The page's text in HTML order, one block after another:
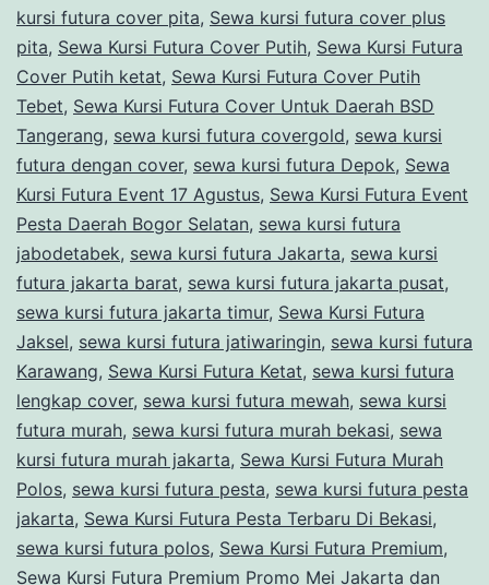
kursi futura cover pita, Sewa kursi futura cover plus
pita, Sewa Kursi Futura Cover Putih, Sewa Kursi Futura
Cover Putih ketat, Sewa Kursi Futura Cover Putih
Tebet, Sewa Kursi Futura Cover Untuk Daerah BSD
Tangerang, sewa kursi futura covergold, sewa kursi
futura dengan cover, sewa kursi futura Depok, Sewa
Kursi Futura Event 17 Agustus, Sewa Kursi Futura Event
Pesta Daerah Bogor Selatan, sewa kursi futura
jabodetabek, sewa kursi futura Jakarta, sewa kursi
futura jakarta barat, sewa kursi futura jakarta pusat,
sewa kursi futura jakarta timur, Sewa Kursi Futura
Jaksel, sewa kursi futura jatiwaringin, sewa kursi futura
Karawang, Sewa Kursi Futura Ketat, sewa kursi futura
lengkap cover, sewa kursi futura mewah, sewa kursi
futura murah, sewa kursi futura murah bekasi, sewa
kursi futura murah jakarta, Sewa Kursi Futura Murah
Polos, sewa kursi futura pesta, sewa kursi futura pesta
jakarta, Sewa Kursi Futura Pesta Terbaru Di Bekasi,
sewa kursi futura polos, Sewa Kursi Futura Premium,
Sewa Kursi Futura Premium Promo Mei Jakarta dan